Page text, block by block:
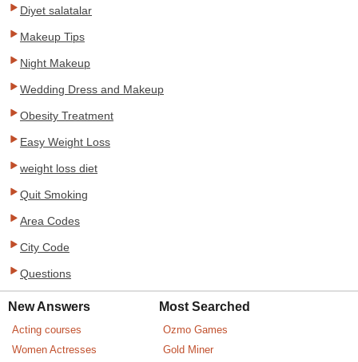
Diyet salatalar
Makeup Tips
Night Makeup
Wedding Dress and Makeup
Obesity Treatment
Easy Weight Loss
weight loss diet
Quit Smoking
Area Codes
City Code
Questions
New Answers
Acting courses
Women Actresses
Most Searched
Ozmo Games
Gold Miner